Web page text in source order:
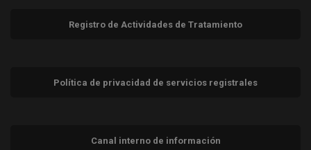
Registro de Actividades de Tratamiento
Política de privacidad de servicios registrales
Canal interno de información